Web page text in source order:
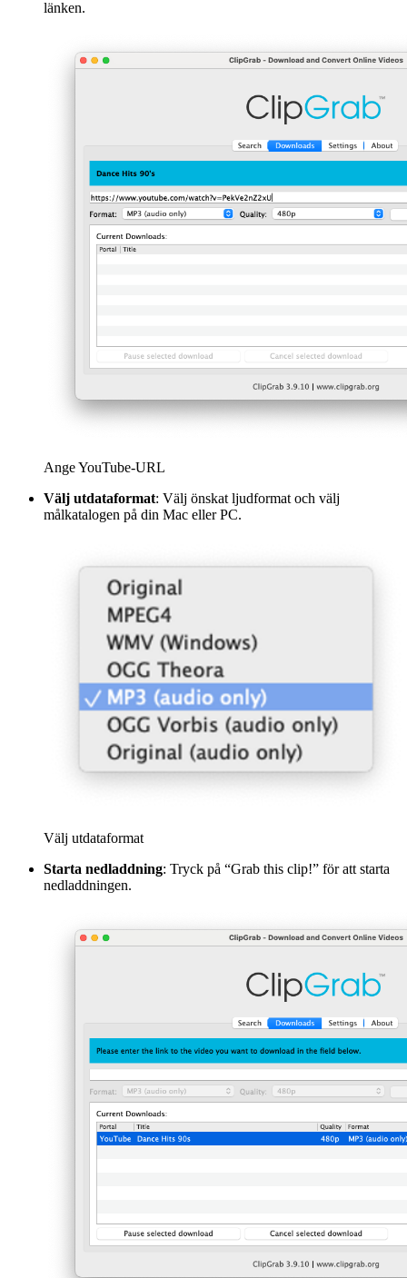
länken.
Ange YouTube-URL
Välj utdataformat: Välj önskat ljudformat och välj
målkatalogen på din Mac eller PC.
Välj utdataformat
Starta nedladdning: Tryck på “Grab this clip!” för att starta
nedladdningen.